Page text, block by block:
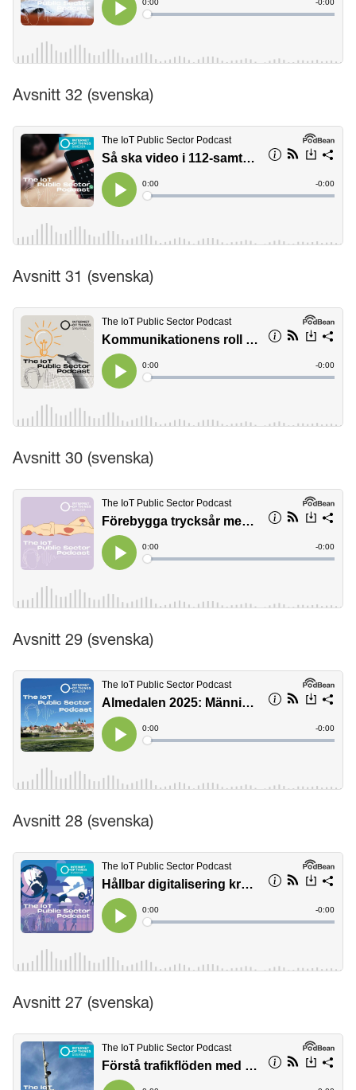
Avsnitt 32 (svenska)
Avsnitt 31 (svenska)
Avsnitt 30 (svenska)
Avsnitt 29 (svenska)
Avsnitt 28 (svenska)
Avsnitt 27 (svenska)